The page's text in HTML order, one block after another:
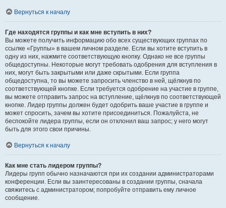
Вернуться к началу
Где находятся группы и как мне вступить в них?
Вы можете получить информацию обо всех существующих группах по
ссылке «Группы» в вашем личном разделе. Если вы хотите вступить в
одну из них, нажмите соответствующую кнопку. Однако не все группы
общедоступны. Некоторые могут требовать одобрения для вступления в
них, могут быть закрытыми или даже скрытыми. Если группа
общедоступна, то вы можете запросить членство в ней, щёлкнув по
соответствующей кнопке. Если требуется одобрение на участие в группе,
вы можете отправить запрос на вступление, щёлкнув по соответствующей
кнопке. Лидер группы должен будет одобрить ваше участие в группе и
может спросить, зачем вы хотите присоединиться. Пожалуйста, не
беспокойте лидера группы, если он отклонил ваш запрос; у него могут
быть для этого свои причины.
Вернуться к началу
Как мне стать лидером группы?
Лидеры групп обычно назначаются при их создании администраторами
конференции. Если вы заинтересованы в создании группы, сначала
свяжитесь с администратором; попробуйте отправить ему личное
сообщение.